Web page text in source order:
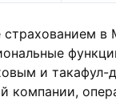
страхованием
и
компании,